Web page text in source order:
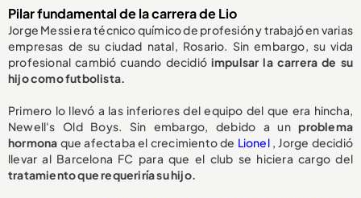
Pilar fundamental de la carrera de Lio
Jorge Messi era técnico químico de profesión y trabajó en varias
empresas de su ciudad natal, Rosario. Sin embargo, su vida
profesional cambió cuando decidióimpulsar la carrera de su
hijo como futbolista.
Primero lo llevó a las inferiores del equipo del que era hincha,
Newell's Old Boys. Sin embargo, debido a unproblema
hormona que afectaba el crecimiento de Lionel, Jorge decidió
llevar al Barcelona FC para que el club se hiciera cargo del
tratamiento que requeriría su hijo.